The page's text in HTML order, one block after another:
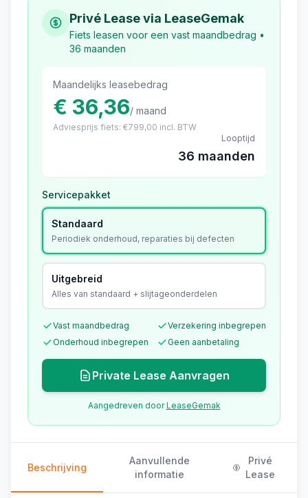
Privé Lease via LeaseGemak
Fiets leasen voor een vast maandbedrag •
36 maanden
Maandelijks leasebedrag
€ 36,36/ maand
Adviesprijs fiets: €799,00 incl. BTW
Looptijd
36 maanden
Servicepakket
Standaard
Periodiek onderhoud, reparaties bij defecten
Uitgebreid
Alles van standaard + slijtageonderdelen
Vast maandbedrag
Verzekering inbegrepen
Onderhoud inbegrepen
Geen aanbetaling
Private Lease Aanvragen
Aangedreven doorLeaseGemak
Beschrijving
Aanvullende
informatie
Privé
Lease